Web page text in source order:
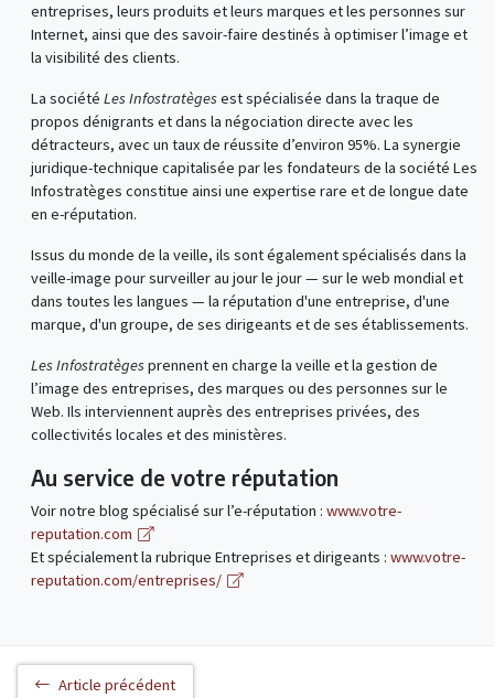
entreprises, leurs produits et leurs marques et les personnes sur
Internet, ainsi que des savoir-faire destinés à optimiser l’image et
la visibilité des clients.
La société Les Infostratèges est spécialisée dans la traque de
propos dénigrants et dans la négociation directe avec les
détracteurs, avec un taux de réussite d’environ 95%. La synergie
juridique-technique capitalisée par les fondateurs de la société Les
Infostratèges constitue ainsi une expertise rare et de longue date
en e-réputation.
Issus du monde de la veille, ils sont également spécialisés dans la
veille-image pour surveiller au jour le jour — sur le web mondial et
dans toutes les langues — la réputation d'une entreprise, d'une
marque, d'un groupe, de ses dirigeants et de ses établissements.
Les Infostratèges prennent en charge la veille et la gestion de
l’image des entreprises, des marques ou des personnes sur le
Web. Ils interviennent auprès des entreprises privées, des
collectivités locales et des ministères.
Au service de votre réputation
Voir notre blog spécialisé sur l’e-réputation : www.votre-
reputation.com
Et spécialement la rubrique Entreprises et dirigeants : www.votre-
reputation.com/entreprises/
Article précédent